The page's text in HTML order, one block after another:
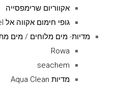
אקווריום שרימפסייה
גופי חימום אקווה אל aquael
מדיות- מים מלוחים / מים
Rowa
seachem
מדיות Aqua Clean